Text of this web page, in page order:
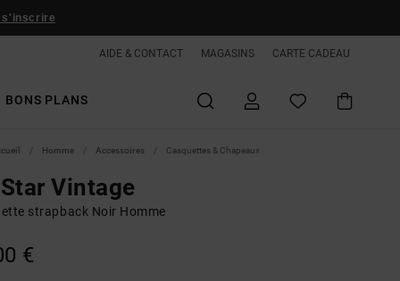
s'inscrire
AIDE & CONTACT MAGASINS CARTE CADEAU
BONS PLANS
Homme Accessoires Casquettes & Chapeaux
Star Vintage
strapback Noir Homme
€